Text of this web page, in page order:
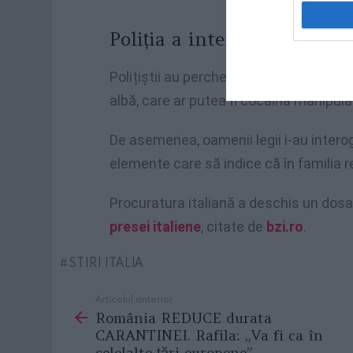
Poliția a interogat vecinii
Polițiștii au percheziționat locuința
albă, care ar putea fi cocaina
De asemenea, oamenii legii i-au
elemente care să indice că în familia
Procuratura italiană a deschis un
presei italiene, citate de bzi.ro.
STIRI ITALIA
more
Articolul anterior
România REDUCE durata
CARANTINEI. Rafila: „Va fi ca în